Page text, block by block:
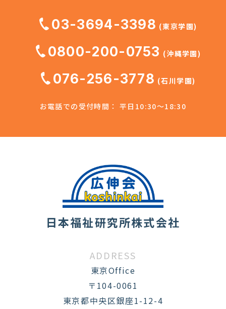
03-3694-3398 (東京学園)
0800-200-0753 (沖縄学園)
076-256-3778 (石川学園)
お電話での受付時間： 平日10:30～18:30
日本福祉研究所株式会社
ADDRESS
東京Office
〒104-0061
東京都中央区銀座1-12-4